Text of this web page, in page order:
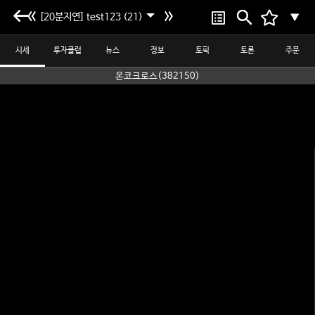
[20분지연] test123 (21) ▼
시세 투자클럽 뉴스 정보 토픽 토론 주문
온코크로스(382150)